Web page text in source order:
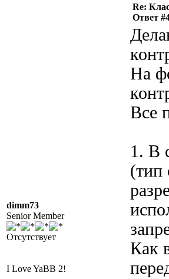
dimm73
Senior Member
Отсутствует
I Love YaBB 2!
Re:
Ответ
На
Все
1. В
(тип
Как